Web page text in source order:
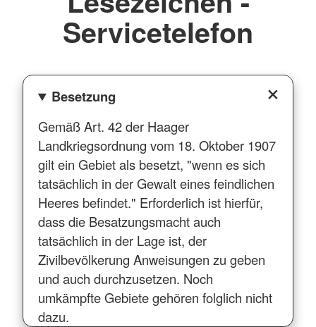
Servicetelefon
Besetzung
Gemäß Art. 42 der Haager
Landkriegsordnung vom 18. Oktober 1907
gilt ein Gebiet als besetzt, "wenn es sich
tatsächlich in der Gewalt eines feindlichen
Heeres befindet." Erforderlich ist hierfür,
dass die Besatzungsmacht auch
tatsächlich in der Lage ist, der
Zivilbevölkerung Anweisungen zu geben
und auch durchzusetzen. Noch
umkämpfte Gebiete gehören folglich nicht
dazu.